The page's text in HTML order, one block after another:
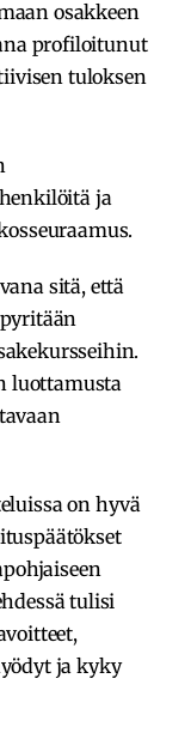
osakkeen
profiloitunut
tuloksen
ja
sitä, että
luottamusta
on hyvä
tulisi
ja kyky